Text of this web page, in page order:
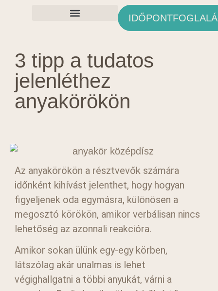
3 tipp a tudatos
jelenléthez
anyakörökön
Az anyakörökön a résztvevők számára
időnként kihívást jelenthet, hogy hogyan
figyeljenek oda egymásra, különösen a
megosztó körökön, amikor verbálisan nincs
lehetőség az azonnali reakcióra.
Amikor sokan ülünk egy-egy körben,
látszólag akár unalmas is lehet
végighallgatni a többi anyukát, várni a